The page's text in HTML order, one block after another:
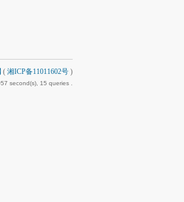
( 湘ICP备11011602号 )
second(s), 15 queries .